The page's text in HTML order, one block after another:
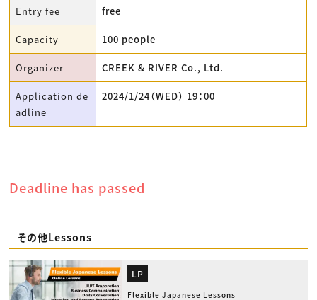
Entry fee free
Capacity 100 people
Organizer CREEK & RIVER Co., Ltd.
Application de
adline
2024/1/24（WED） 19：00
Deadline has passed
その他Lessons
LP
Flexible Japanese Lessons